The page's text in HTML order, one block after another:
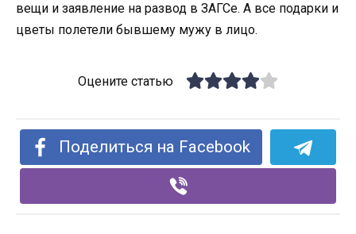
вещи и заявление на развод в ЗАГСе. А все подарки и
цветы полетели бывшему мужу в лицо.
Оцените статью
Поделиться на Facebook